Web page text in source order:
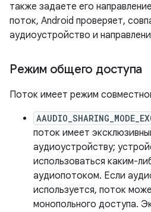
также задаете его
поток, Android проверяет,
аудиоустройство и
Режим общего доступа
Поток имеет режим
поток имеет
аудиоустройству;
использоваться каким-
аудиопотоком. Если
используется, поток
монопольного доступа.